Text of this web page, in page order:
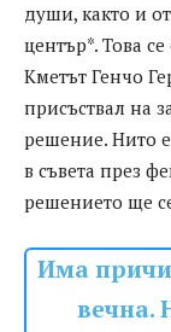
души, както и
център*. Това
Кметът Генчо
присъствал на
решение. Нито
в съвета през
решението ще
Има
вечна.